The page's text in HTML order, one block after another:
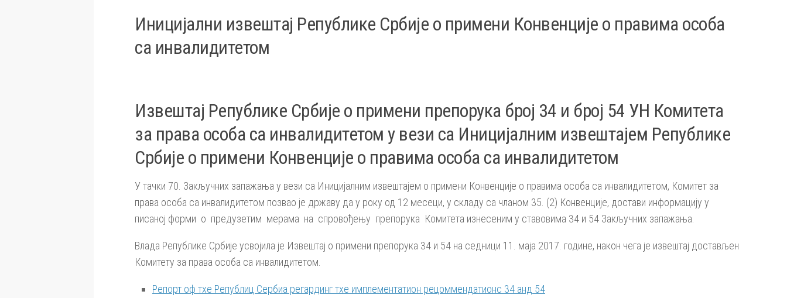
Иницијални извештај Републике Србије о примени Конвенције о правима особа
са инвалидитетом
Извештај Републике Србије о примени препорука број 34 и број 54 УН Комитета
за права особа са инвалидитетом у вези са Иницијалним извештајем Републике
Србије о примени Конвенције о правима особа са инвалидитетом
У тачки 70. Закључних запажања у вези са Иницијалним извештајем о примени Конвенције о правима особа са инвалидитетом, Комитет за
права особа са инвалидитетом позвао је државу да у року од 12 месеци, у складу са чланом 35. (2) Конвенције, достави информацију у
писаној форми о предузетим мерама на спровођењу препорука Комитета изнесеним у ставовима 34 и 54 Закључних запажања.
Влада Републике Србије усвојила је Извештај о примени препорука 34 и 54 на седници 11. маја 2017. године, након чега је извештај достављен
Комитету за права особа са инвалидитетом.
Репорт оф тхе Републиц Сербиа регардинг тхе имплементатион рецоммендатионс 34 анд 54